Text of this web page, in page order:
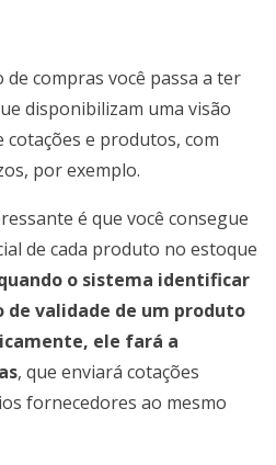
compras você passa a ter
disponibilizam uma visão
cotações e produtos, com
por exemplo.
é que você consegue
de cada produto no estoque
o sistema identificar
de validade de um produto
ele fará a
, que enviará cotações
fornecedores ao mesmo